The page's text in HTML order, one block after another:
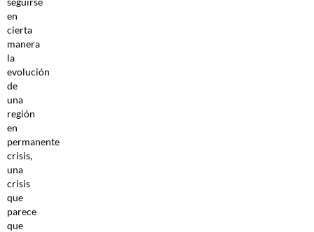
en
cierta
manera
la
evolución
de
una
región
en
permanente
crisis,
una
crisis
que
parece
que